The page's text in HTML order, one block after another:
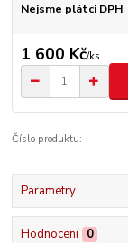
Nejsme plátci DPH
1 600 Kč/ks
Číslo produktu:
Parametry
Hodnocení 0